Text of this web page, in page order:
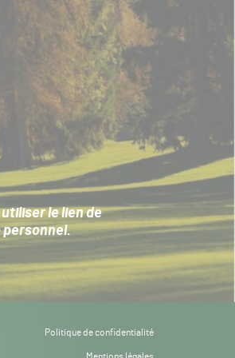
le lien de
personnel.
Politique de confidentialité